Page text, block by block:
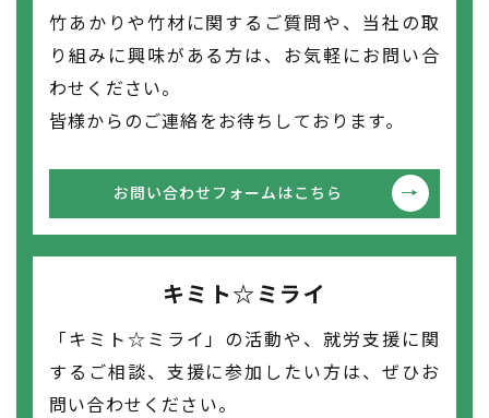
竹あかりや竹材に関するご質問や、当社の取
り組みに興味がある方は、お気軽にお問い合
わせください。
皆様からのご連絡をお待ちしております。
お問い合わせフォームはこちら
キミト☆ミライ
「キミト☆ミライ」の活動や、就労支援に関
するご相談、支援に参加したい方は、ぜひお
問い合わせください。